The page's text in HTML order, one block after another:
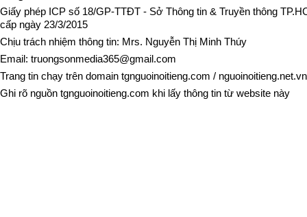
Giấy phép ICP số 18/GP-TTĐT - Sở Thông tin & Truyền thông
cấp ngày 23/3/2015
Chịu trách nhiệm thông tin: Mrs. Nguyễn Thị Minh Thúy
Email: truongsonmedia365@gmail.com
Trang tin chạy trên domain tgnguoinoitieng.com / nguoinoitieng.net.vn
Ghi rõ nguồn tgnguoinoitieng.com khi lấy thông tin từ website này